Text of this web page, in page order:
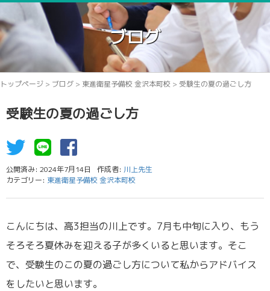
ブログ
トップページ > ブログ > 東進衛星予備校 金沢本町校 > 受験生の夏の過ごし方
受験生の夏の過ごし方
公開済み: 2024年7月14日 作成者: 川上先生
カテゴリー: 東進衛星予備校 金沢本町校
こんにちは、高3担当の川上です。7月も中旬に入り、もう
そろそろ夏休みを迎える子が多くいると思います。そこ
で、受験生のこの夏の過ごし方について私からアドバイス
をしたいと思います。